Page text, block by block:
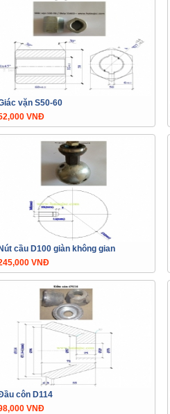
vặn S50-60
VNĐ
Nút cầu D100 giàn không gian
VNĐ
côn D114
VNĐ